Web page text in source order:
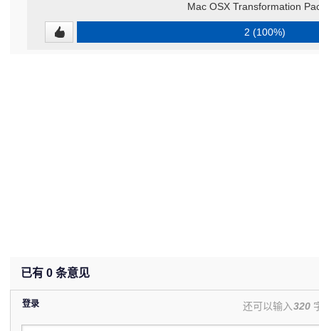
Mac OSX Transformation
2 (100%)
已有 0 条意见
登录 还可以输入320